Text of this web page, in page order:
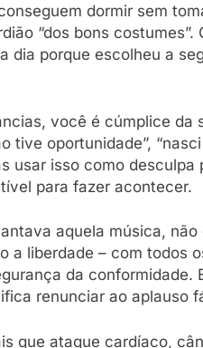
dormir sem
“dos bons
dia porque escolheu a
você é cúmplice da
tive oportunidade”,
usar isso como
para fazer acontecer.
aquela música,
a liberdade – com todos
da conformidade.
renunciar ao aplauso
que ataque cardíaco,